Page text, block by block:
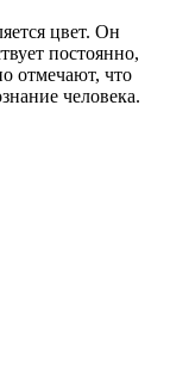
цвет. Он
постоянно,
отмечают, что
человека.